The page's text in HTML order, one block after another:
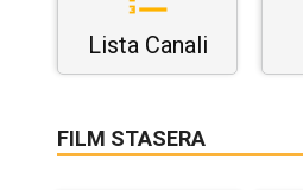
Lista Canali
FILM STASERA